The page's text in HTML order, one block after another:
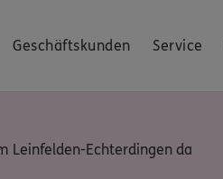
Geschäftskunden Service
Leinfelden-Echterdingen da